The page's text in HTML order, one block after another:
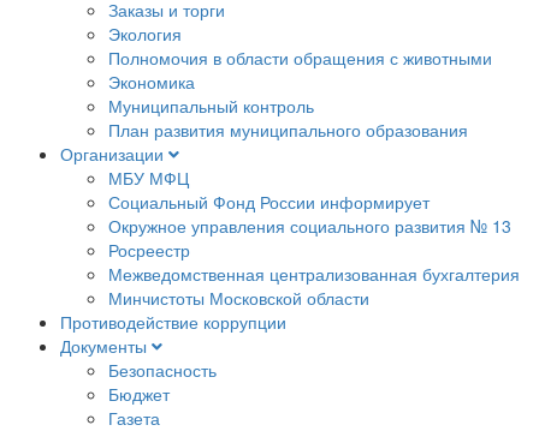
Заказы и торги
Экология
Полномочия в области обращения с животными
Экономика
Муниципальный контроль
План развития муниципального образования
Организации
МБУ МФЦ
Социальный Фонд России информирует
Окружное управления социального развития № 13
Росреестр
Межведомственная централизованная бухгалтерия
Минчистоты Московской области
Противодействие коррупции
Документы
Безопасность
Бюджет
Газета